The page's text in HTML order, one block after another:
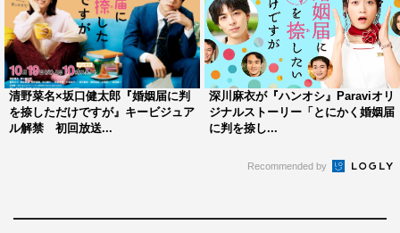
脚本：武田樹里/錦織伊代/山本奈奈
制作著作：フジテレビ
公式サイト：https://www.fujitv.co.jp/takanetohana/
FOD配信ページ：
http://fod.fujitv.co.jp/s/genre/drama/ser4g88/
清野菜名×坂口健太郎『婚姻届に判
を捺しただけですが』キービジュア
ル解禁 初回放送...
深川麻衣が『ハンオシ』Paraviオリ
ジナルストーリー「とにかく婚姻届
に判を捺し...
Recommended by